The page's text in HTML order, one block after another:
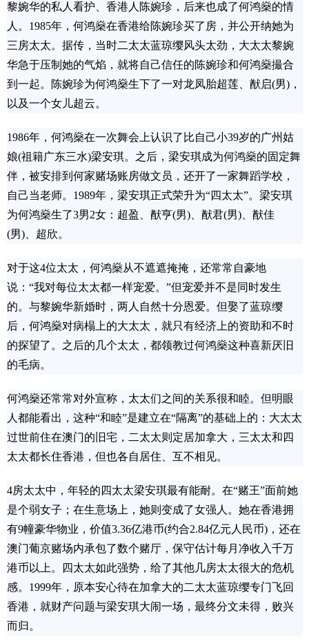
黎婉华的私人看护、香港人陈婉珍，后来也成了何鸿燊的情
人。1985年，何鸿燊在香港给陈婉珍买了房，并公开纳她为
三房太太。据传，当时二太太蓝琼缨风头太劲，大太太黎婉
华急于压制她的气焰，就将自己信任的陈婉珍和何鸿燊撮合
到一起。陈婉珍为何鸿燊生下了一对龙凤胎超莲、猷启(男)，
以及一个女儿超云。
1986年，何鸿燊在一次舞会上认识了比自己小39岁的广州姑
娘(祖籍广东三水)梁安琪。之后，梁安琪成为何鸿燊的固定舞
伴，被安排到何家赌场账房做文员，还开了一家舞蹈学校，
自己当老师。1989年，梁安琪正式荣升为“四太太”。梁安琪
为何鸿燊生了3男2女：超盈、猷亨(男)、猷君(男)、猷佳
(男)、超欣。
对于这4位太太，何鸿燊从不遮遮掩掩，还常常自豪地
说：“我对每位太太都一样宠爱。”但宠爱并不是同时发生
的。与黎婉华新婚时，两人自然十分恩爱。但娶了蓝琼缨
后，何鸿燊对病榻上的大太太，就只有经济上的资助和不时
的探望了。之后的几个太太，都领教过何鸿燊这种喜新厌旧
的毛病。
何鸿燊还常常对外宣称，太太们之间的关系很和睦。但明眼
人都能看出，这种“和睦”是建立在“隔离”的基础上的：大太太
过世前住在澳门的旧宅，二太太则定居加拿大，三太太和四
太太都长住香港，但也各自居住、互不相见。
4房太太中，年轻的四太太梁安琪最有能耐。在“赌王”面前她
是个弱女子；在生意场上，她则变成了女强人。她在香港拥
有9幢豪华物业，价值3.36亿港币(约合2.84亿元人民币)，还在
澳门葡京赌场内承包了数个赌厅，保守估计每月净收入千万
港币以上。四太太如此强势，给了其他几房太太很大的危机
感。1999年，原本安心待在加拿大的二太太蓝琼缨专门飞回
香港，就财产问题与梁安琪大闹一场，最终分文未得，败兴
而归。